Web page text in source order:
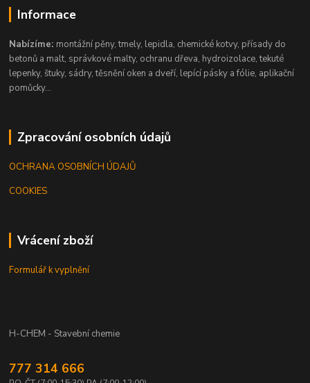
Informace
Nabízíme: montážní pěny, tmely, lepidla, chemické kotvy, přísady do
betonů a malt, správkové malty, ochranu dřeva, hydroizolace, tekuté
lepenky, štuky, sádry, těsnění oken a dveří, lepící pásky a fólie, aplikační
pomůcky...
Zpracování osobních údajů
OCHRANA OSOBNÍCH ÚDAJŮ
COOKIES
Vrácení zboží
Formulář k vyplnění
H-CHEM - Stavební chemie
777 314 666